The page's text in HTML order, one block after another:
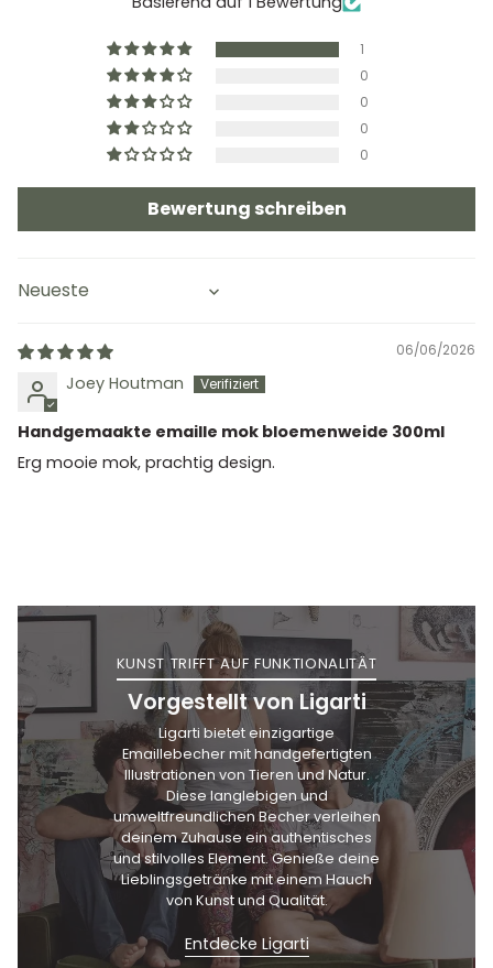
1
0
0
0
0
Bewertung schreiben
Sort by
06/06/2026
Joey Houtman
Handgemaakte emaille mok bloemenweide 300ml
Erg mooie mok, prachtig design.
KUNST TRIFFT AUF FUNKTIONALITÄT
Vorgestellt von Ligarti
Ligarti bietet einzigartige
Emaillebecher mit handgefertigten
Illustrationen von Tieren und Natur.
Diese langlebigen und
umweltfreundlichen Becher verleihen
deinem Zuhause ein authentisches
und stilvolles Element. Genieße deine
Lieblingsgetränke mit einem Hauch
von Kunst und Qualität.
Entdecke Ligarti